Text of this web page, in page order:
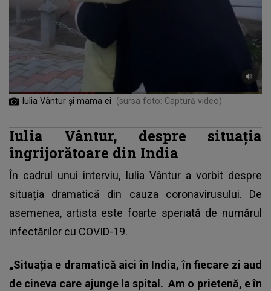
Iulia Vântur și mama ei (sursa foto: Captură video)
Iulia Vântur, despre situația
îngrijorătoare din India
În cadrul unui interviu, Iulia Vântur a vorbit despre
situația dramatică din cauza coronavirusului. De
asemenea, artista este foarte speriată de numărul
infectărilor cu COVID-19.
„Situația e dramatică aici în India, în fiecare zi aud
de cineva care ajunge la spital.Am o prietenă, e în